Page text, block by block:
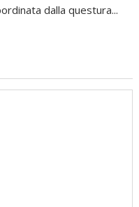
dalla questura...